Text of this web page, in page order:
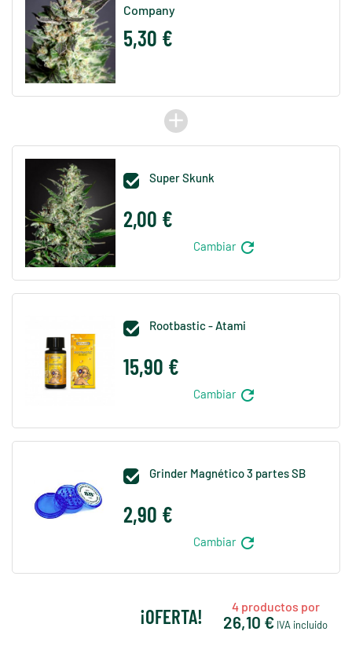
Company
5,30 €
add
 Super Skunk
2,00 €
Cambiar refresh
 Rootbastic - Atami
15,90 €
Cambiar refresh
 Grinder Magnético 3 partes SB
2,90 €
Cambiar refresh
¡OFERTA! 4productos por
26,10 € IVA incluido